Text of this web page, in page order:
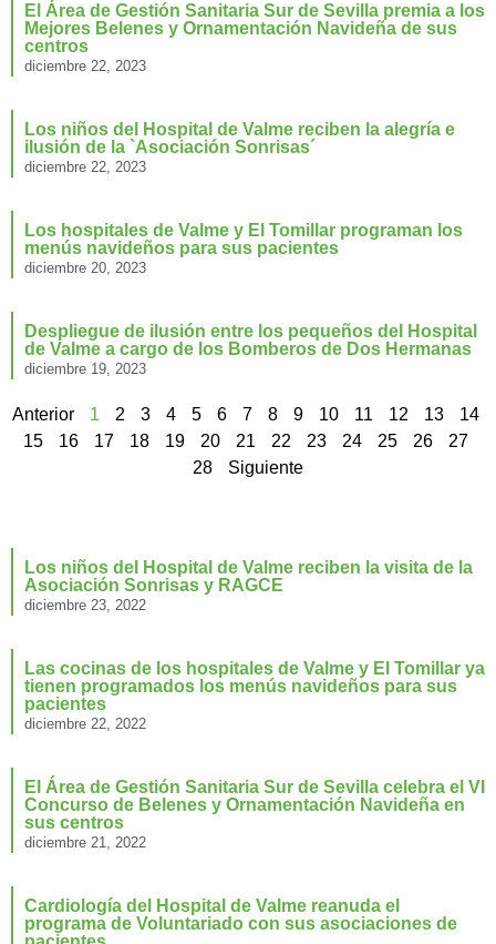
El Área de Gestión Sanitaria Sur de Sevilla premia a los
Mejores Belenes y Ornamentación Navideña de sus
centros
diciembre 22, 2023
Los niños del Hospital de Valme reciben la alegría e
ilusión de la `Asociación Sonrisas´
diciembre 22, 2023
Los hospitales de Valme y El Tomillar programan los
menús navideños para sus pacientes
diciembre 20, 2023
Despliegue de ilusión entre los pequeños del Hospital
de Valme a cargo de los Bomberos de Dos Hermanas
diciembre 19, 2023
Anterior 1 2 3 4 5 6 7 8 9 10 11 12 13
14
15
16 17 18 19 20 21 22 23 24 25 26
27
28
Siguiente
Los niños del Hospital de Valme reciben la visita de la
Asociación Sonrisas y RAGCE
diciembre 23, 2022
Las cocinas de los hospitales de Valme y El Tomillar ya
tienen programados los menús navideños para sus
pacientes
diciembre 22, 2022
El Área de Gestión Sanitaria Sur de Sevilla celebra el VI
Concurso de Belenes y Ornamentación Navideña en
sus centros
diciembre 21, 2022
Cardiología del Hospital de Valme reanuda el
programa de Voluntariado con sus asociaciones de